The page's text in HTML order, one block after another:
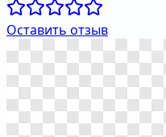
Оставить отзыв